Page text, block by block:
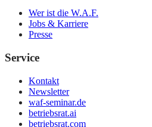
Wer ist die W.A.F.
Jobs & Karriere
Presse
Service
Kontakt
Newsletter
waf-seminar.de
betriebsrat.ai
betriebsrat.com